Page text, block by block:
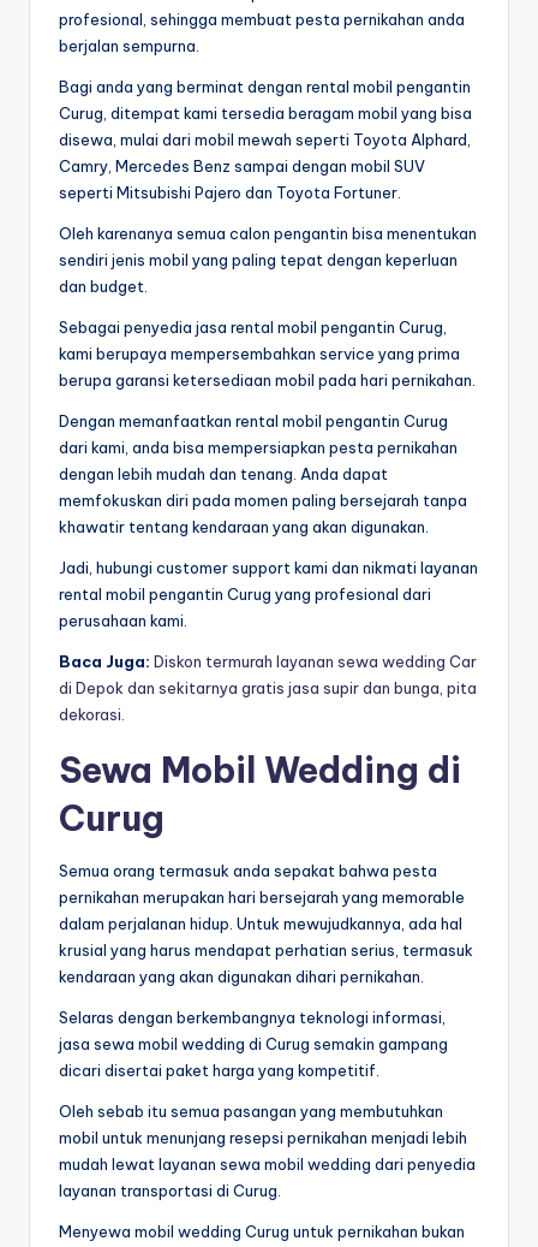
profesional, sehingga membuat pesta pernikahan anda
berjalan sempurna.
Bagi anda yang berminat dengan rental mobil pengantin
Curug, ditempat kami tersedia beragam mobil yang bisa
disewa, mulai dari mobil mewah seperti Toyota Alphard,
Camry, Mercedes Benz sampai dengan mobil SUV
seperti Mitsubishi Pajero dan Toyota Fortuner.
Oleh karenanya semua calon pengantin bisa menentukan
sendiri jenis mobil yang paling tepat dengan keperluan
dan budget.
Sebagai penyedia jasa rental mobil pengantin Curug,
kami berupaya mempersembahkan service yang prima
berupa garansi ketersediaan mobil pada hari pernikahan.
Dengan memanfaatkan rental mobil pengantin Curug
dari kami, anda bisa mempersiapkan pesta pernikahan
dengan lebih mudah dan tenang. Anda dapat
memfokuskan diri pada momen paling bersejarah tanpa
khawatir tentang kendaraan yang akan digunakan.
Jadi, hubungi customer support kami dan nikmati layanan
rental mobil pengantin Curug yang profesional dari
perusahaan kami.
Baca Juga: Diskon termurah layanan sewa wedding Car
di Depok dan sekitarnya gratis jasa supir dan bunga, pita
dekorasi.
Sewa Mobil Wedding di
Curug
Semua orang termasuk anda sepakat bahwa pesta
pernikahan merupakan hari bersejarah yang memorable
dalam perjalanan hidup. Untuk mewujudkannya, ada hal
krusial yang harus mendapat perhatian serius, termasuk
kendaraan yang akan digunakan dihari pernikahan.
Selaras dengan berkembangnya teknologi informasi,
jasa sewa mobil wedding di Curug semakin gampang
dicari disertai paket harga yang kompetitif.
Oleh sebab itu semua pasangan yang membutuhkan
mobil untuk menunjang resepsi pernikahan menjadi lebih
mudah lewat layanan sewa mobil wedding dari penyedia
layanan transportasi di Curug.
Menyewa mobil wedding Curug untuk pernikahan bukan